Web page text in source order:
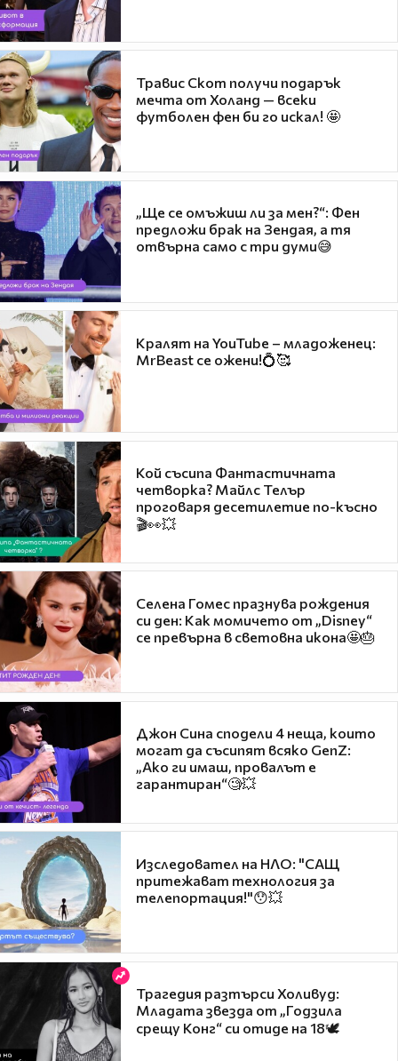
Травис Скот получи подарък
мечта от Холанд — всеки
футболен фен би го искал! 🤩
„Ще се омъжиш ли за мен?“: Фен
предложи брак на Зендая, а тя
отвърна само с три думи😅
Кралят на YouTube – младоженец:
MrBeast се ожени!💍🥰
Кой съсипа Фантастичната
четворка? Майлс Телър
проговаря десетилетие по-късно
🎬👀💥
Селена Гомес празнува рождения
си ден: Как момичето от „Disney“
се превърна в световна икона🤩🎂
Джон Сина сподели 4 неща, които
могат да съсипят всяко GenZ:
„Ако ги имаш, провалът е
гарантиран“🧐💥
Изследовател на НЛО: "САЩ
притежават технология за
телепортация!"😯💥
Трагедия разтърси Холивуд:
Младата звезда от „Годзила
срещу Конг“ си отиде на 18🕊️